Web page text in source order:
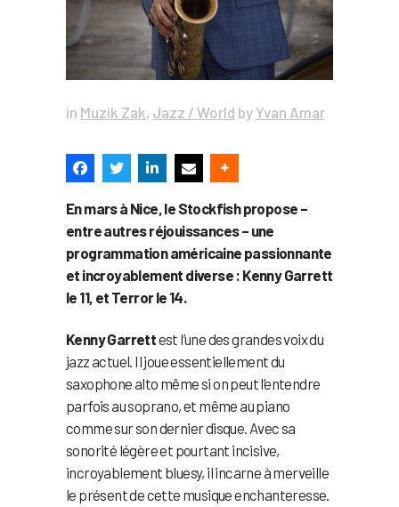
in Muzik Zak, Jazz / World byYvan Amar
En mars à Nice, le Stockfish propose –
entre autres réjouissances – une
programmation américaine passionnante
et incroyablement diverse : Kenny Garrett
le 11, et Terror le 14.
Kenny Garrettest l’une des grandes voix du
jazz actuel. Il joue essentiellement du
saxophone alto même si on peut l’entendre
parfois au soprano, et même au piano
comme sur son dernier disque. Avec sa
sonorité légère et pourtant incisive,
incroyablement bluesy, il incarne à merveille
le présent de cette musique enchanteresse.